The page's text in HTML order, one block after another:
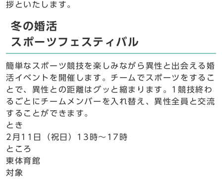
拶といたします。
冬の婚活
スポーツフェスティバル
簡単なスポーツ競技を楽しみながら異性と出会える婚
活イベントを開催します。チームでスポーツをするこ
とで、異性との距離はグッと縮まります。1競技終わ
るごとにチームメンバーを入れ替え、異性全員と交流
することができます。
とき
2月11日（祝日）13時～17時
ところ
東体育館
対象